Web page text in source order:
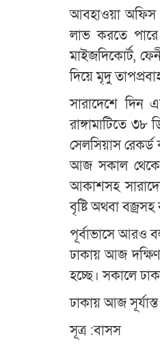
আবহাওয়া অফিস
লাভ করতে
মাইজদিকোর্ট,
দিয়ে মৃদু
সারাদেশে দিন
রাঙ্গামাটিতে
সেলসিয়াস রেকর্ড
আজ সকাল থেকে
আকাশসহ
বৃষ্টি অথবা বজ্রসহ
পূর্বাভাসে আরও
ঢাকায় আজ
হচ্ছে। সকালে
ঢাকায় আজ
সূত্র :বাসস